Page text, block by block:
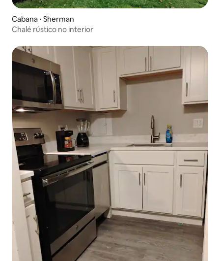
Cabana ⋅ Sherman
Chalé rústico no interior